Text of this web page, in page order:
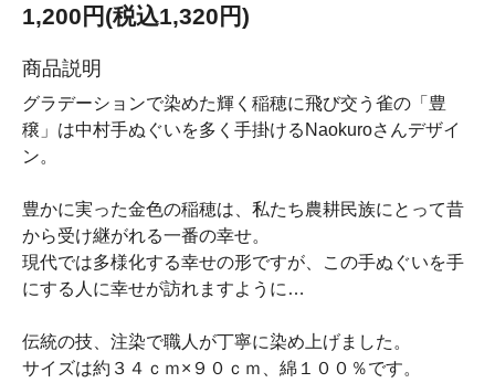
1,200円(税込1,320円)
商品説明
グラデーションで染めた輝く稲穂に飛び交う雀の「豊
穣」は中村手ぬぐいを多く手掛けるNaokuroさんデザイ
ン。
豊かに実った金色の稲穂は、私たち農耕民族にとって昔
から受け継がれる一番の幸せ。
現代では多様化する幸せの形ですが、この手ぬぐいを手
にする人に幸せが訪れますように…
伝統の技、注染で職人が丁寧に染め上げました。
サイズは約３４ｃｍ×９０ｃｍ、綿１００％です。